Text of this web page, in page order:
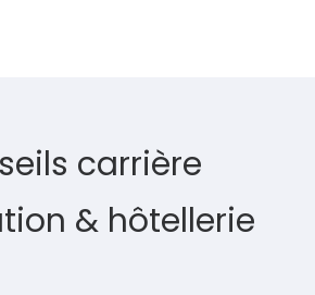
carrière
& hôtellerie